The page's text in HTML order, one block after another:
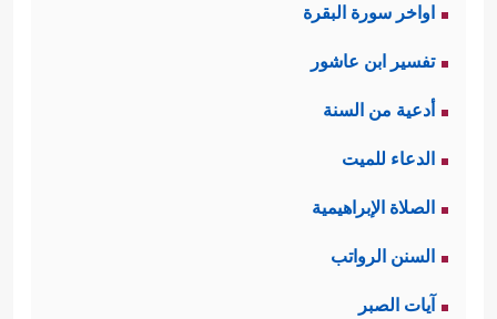
اواخر سورة البقرة
تفسير ابن عاشور
أدعية من السنة
الدعاء للميت
الصلاة الإبراهيمية
السنن الرواتب
آيات الصبر